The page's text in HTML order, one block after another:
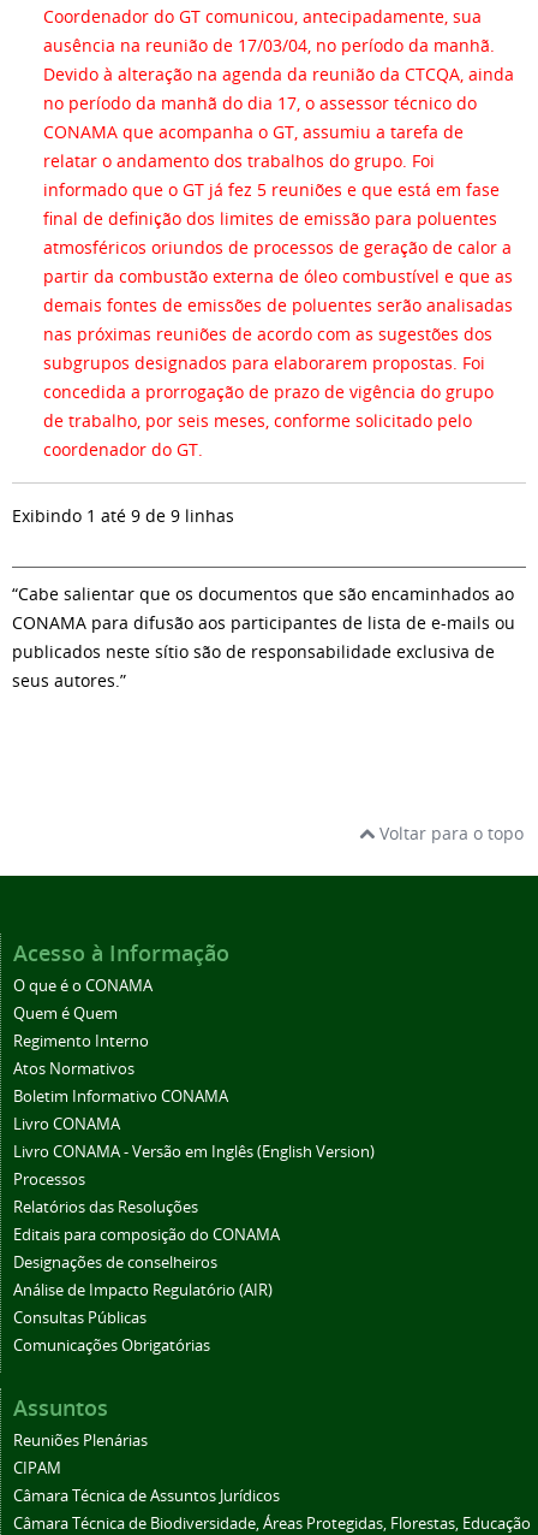
Coordenador do GT comunicou, antecipadamente, sua
ausência na reunião de 17/03/04, no período da manhã.
Devido à alteração na agenda da reunião da CTCQA, ainda
no período da manhã do dia 17, o assessor técnico do
CONAMA que acompanha o GT, assumiu a tarefa de
relatar o andamento dos trabalhos do grupo. Foi
informado que o GT já fez 5 reuniões e que está em fase
final de definição dos limites de emissão para poluentes
atmosféricos oriundos de processos de geração de calor a
partir da combustão externa de óleo combustível e que as
demais fontes de emissões de poluentes serão analisadas
nas próximas reuniões de acordo com as sugestões dos
subgrupos designados para elaborarem propostas. Foi
concedida a prorrogação de prazo de vigência do grupo
de trabalho, por seis meses, conforme solicitado pelo
coordenador do GT.
Exibindo 1 até 9 de 9 linhas
“Cabe salientar que os documentos que são encaminhados ao
CONAMA para difusão aos participantes de lista de e-mails ou
publicados neste sítio são de responsabilidade exclusiva de
seus autores.”
Voltar para o topo
Acesso à Informação
O que é o CONAMA
Quem é Quem
Regimento Interno
Atos Normativos
Boletim Informativo CONAMA
Livro CONAMA
Livro CONAMA - Versão em Inglês (English Version)
Processos
Relatórios das Resoluções
Editais para composição do CONAMA
Designações de conselheiros
Análise de Impacto Regulatório (AIR)
Consultas Públicas
Comunicações Obrigatórias
Assuntos
Reuniões Plenárias
CIPAM
Câmara Técnica de Assuntos Jurídicos
Câmara Técnica de Biodiversidade, Áreas Protegidas, Florestas, Educação